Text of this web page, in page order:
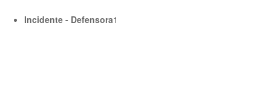
Incidente - Defensora1